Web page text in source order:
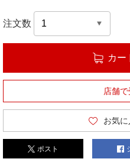
注文数
カー
店舗
お気
ポスト